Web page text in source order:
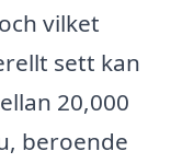
vilket
sett kan
20,000
beroende